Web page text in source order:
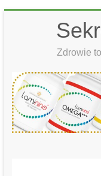
Zdrowie